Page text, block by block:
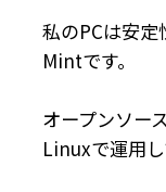
私のPCは安
Mintです。
オープンソー
Linuxで運用し